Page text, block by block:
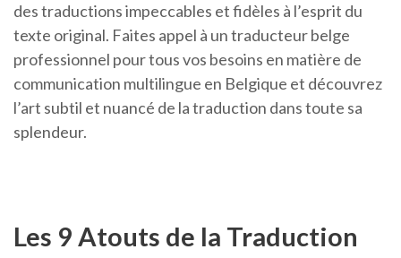
des traductions impeccables et fidèles à l’esprit du
texte original. Faites appel à un traducteur belge
professionnel pour tous vos besoins en matière de
communication multilingue en Belgique et découvrez
l’art subtil et nuancé de la traduction dans toute sa
splendeur.
Les 9 Atouts de la Traduction